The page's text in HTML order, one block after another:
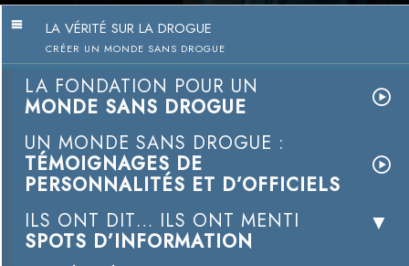
LA VÉRITÉ SUR LA DROGUE
CRÉER UN MONDE SANS DROGUE
LA FONDATION POUR UN
MONDE SANS DROGUE
UN MONDE SANS DROGUE :
TÉMOIGNAGES DE
PERSONNALITÉS ET D’OFFICIELS
ILS ONT DIT… ILS ONT MENTI
SPOTS D’INFORMATION